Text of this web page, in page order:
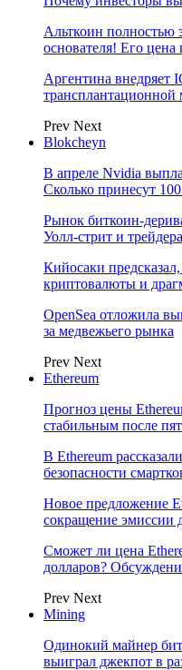
Альткоин полностью
основателя! Его цена
Аргентина внедряет
Prev Next
Blokcheyn
В апреле Nvidia
Сколько принесут
Рынок биткоин-
Уолл-стрит и
Кийосаки предсказал,
криптовалюты и
OpenSea отложила
за медвежьего рынка
Prev Next
Ethereum
Прогноз цены
стабильным после
В Ethereum
безопасности
Новое предложение
сокращение эмиссии
Сможет ли цена
долларов?
Prev Next
Mining
Одинокий майнер
выиграл джекпот в